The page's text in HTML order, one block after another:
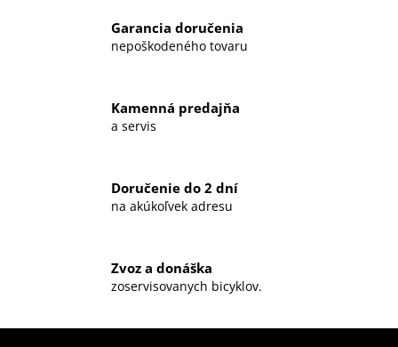
Garancia doručenia
nepoškodeného tovaru
Kamenná predajňa
a servis
Doručenie do 2 dní
na akúkoľvek adresu
Zvoz a donáška
zoservisovanych bicyklov.